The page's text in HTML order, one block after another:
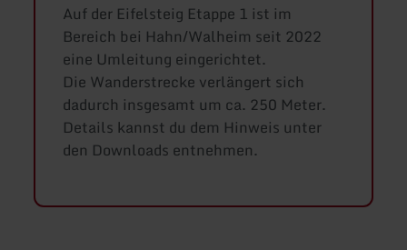
Auf der Eifelsteig Etappe 1 ist im
Bereich bei Hahn/Walheim seit 2022
eine Umleitung eingerichtet.
Die Wanderstrecke verlängert sich
dadurch insgesamt um ca. 250 Meter.
Details kannst du dem Hinweis unter
den Downloads entnehmen.